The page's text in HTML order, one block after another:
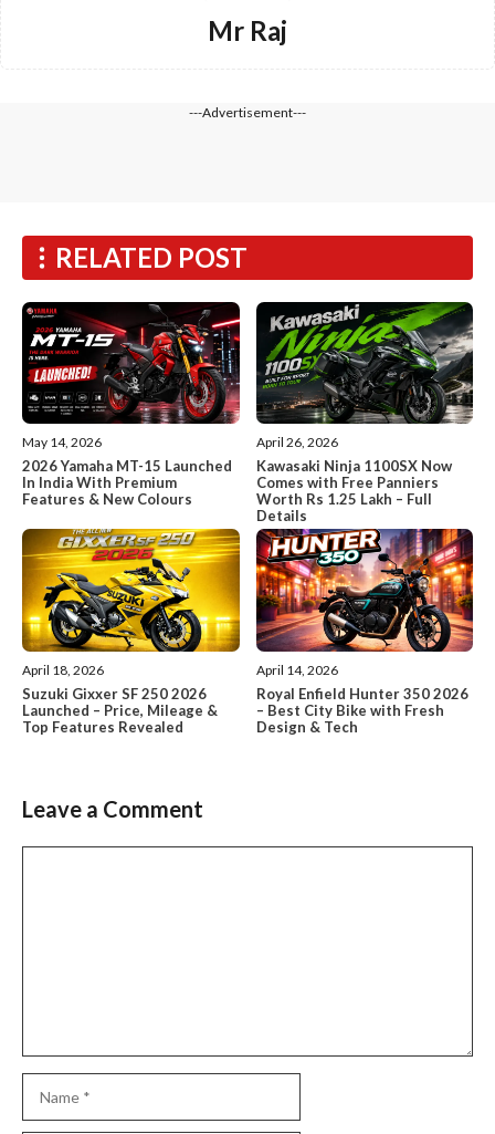
Mr Raj
---Advertisement---
RELATED POST
May 14, 2026
2026 Yamaha MT-15 Launched
In India With Premium
Features & New Colours
April 26, 2026
Kawasaki Ninja 1100SX Now
Comes with Free Panniers
Worth Rs 1.25 Lakh – Full
Details
April 18, 2026
Suzuki Gixxer SF 250 2026
Launched – Price, Mileage &
Top Features Revealed
April 14, 2026
Royal Enfield Hunter 350 2026
– Best City Bike with Fresh
Design & Tech
Leave a Comment